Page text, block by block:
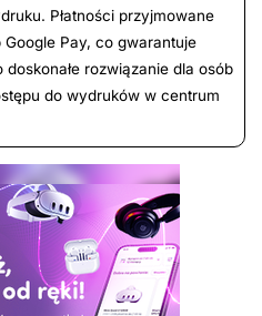
Płatności przyjmowane
Pay, co gwarantuje
rozwiązanie dla osób
do wydruków w centrum